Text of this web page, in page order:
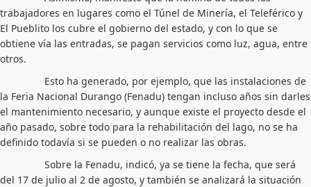
trabajadores en lugares como el Túnel de Minería, el Teleférico y
El Pueblito los cubre el gobierno del estado, y con lo que se
obtiene vía las entradas, se pagan servicios como luz, agua, entre
otros.
Esto ha generado, por ejemplo, que las instalaciones de
la Feria Nacional Durango (Fenadu) tengan incluso años sin darles
el mantenimiento necesario, y aunque existe el proyecto desde el
año pasado, sobre todo para la rehabilitación del lago, no se ha
definido todavía si se pueden o no realizar las obras.
Sobre la Fenadu, indicó, ya se tiene la fecha, que será
del 17 de julio al 2 de agosto, y también se analizará la situación